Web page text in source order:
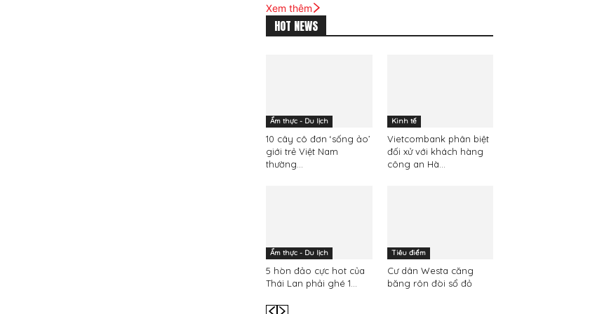
Xem thêm
HOT NEWS
Ẩm thực - Du lịch
10 cây cô đơn ‘sống ảo’
giới trẻ Việt Nam
thường...
Kinh tế
Vietcombank phân biệt
đối xử với khách hàng
công an Hà...
Ẩm thực - Du lịch
5 hòn đảo cực hot của
Thái Lan phải ghé 1...
Tiêu điểm
Cư dân Westa căng
băng rôn đòi sổ đỏ